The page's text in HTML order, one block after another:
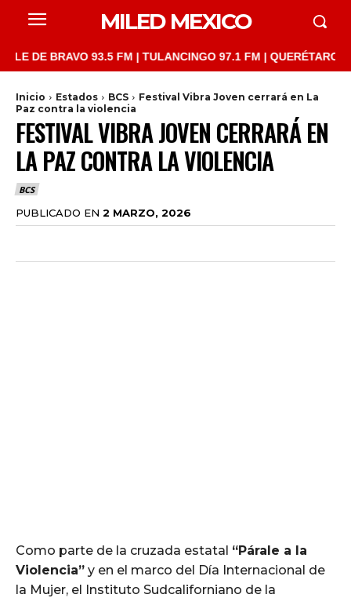
MILED MEXICO
BRAVO 93.5 FM | TULANCINGO 97.1 FM | QUERÉTARO
Inicio Estados BCS
Festival Vibra Joven cerrará en La
Paz contra la violencia
FESTIVAL VIBRA JOVEN CERRARÁ EN
LA PAZ CONTRA LA VIOLENCIA
BCS
PUBLICADO EN 2 MARZO, 2026
Como parte de la cruzada estatal “Párale a la
Violencia” y en el marco del Día Internacional de
la Mujer, el Instituto Sudcaliforniano de la